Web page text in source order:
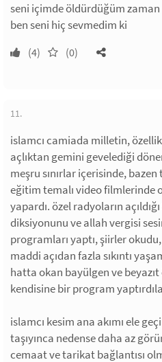
seni içimde öldürdüğüm zaman
ben seni hiç sevmedim ki
(4) (0)
11.
islamcı camiada milletin,
açlıktan gemini gevelediği
meşru sınırlar içerisinde,
eğitim temalı video filmlerinde
yapardı. özel radyoların
diksiyonunu ve allah vergisi
programları yaptı, şiirler
maddi açıdan fazla sıkıntı
hatta okan bayülgen ve
kendisine bir program
islamcı kesim ana akımı ele
taşıyınca nedense daha az
cemaat ve tarikat bağlantısı